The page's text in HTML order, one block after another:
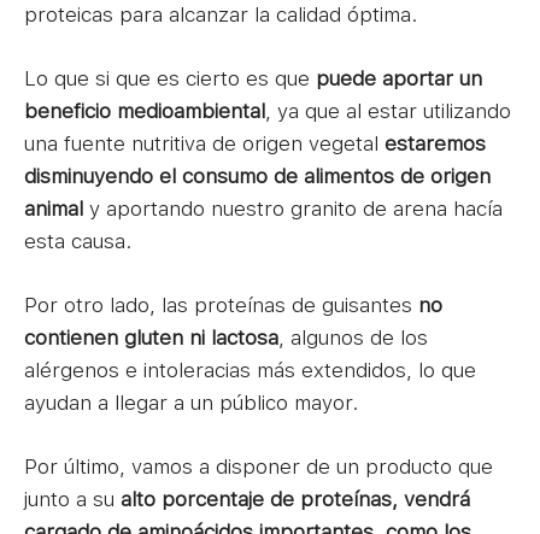
proteicas para alcanzar la calidad óptima.
Lo que si que es cierto es que puede aportar un
beneficio medioambiental , ya que al estar utilizando
una fuente nutritiva de origen vegetal estaremos
disminuyendo el consumo de alimentos de origen
animal y aportando nuestro granito de arena hacía
esta causa.
Por otro lado, las proteínas de guisantes no
contienen gluten ni lactosa , algunos de los
alérgenos e intoleracias más extendidos, lo que
ayudan a llegar a un público mayor.
Por último, vamos a disponer de un producto que
junto a su alto porcentaje de proteínas, vendrá